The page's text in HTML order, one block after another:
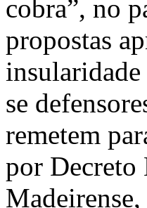
cobra”, no
propostas
insularidade
se
remetem
por Decreto